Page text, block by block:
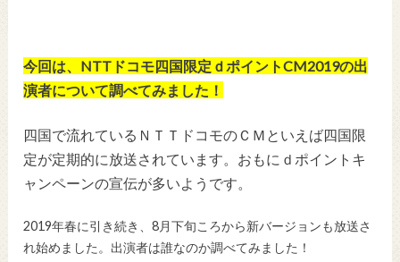
今回は、NTTドコモ四国限定ｄポイントCM2019の出
演者について調べてみました！
四国で流れているＮＴＴドコモのＣＭといえば四国限
定が定期的に放送されています。おもにｄポイントキ
ャンペーンの宣伝が多いようです。
2019年春に引き続き、8月下旬ころから新バージョンも放送さ
れ始めました。出演者は誰なのか調べてみました！